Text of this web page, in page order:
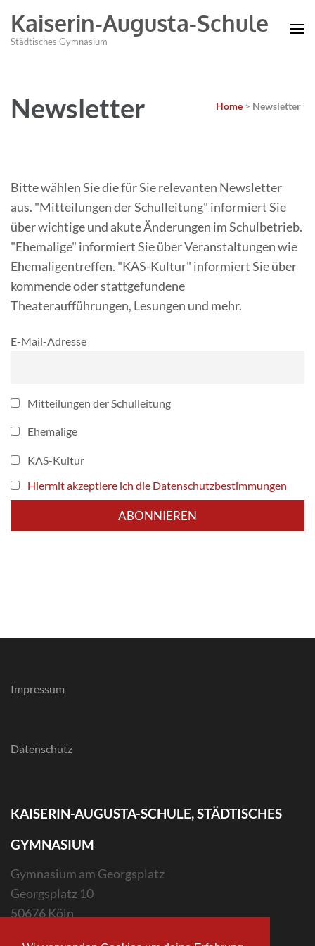
Kaiserin-Augusta-Schule
Städtisches Gymnasium
Newsletter Home > Newsletter
Bitte wählen Sie die für Sie relevanten Newsletter
aus. "Mitteilungen der Schulleitung" informiert Sie
über wichtige und akute Änderungen im Schulbetrieb.
"Ehemalige" informiert Sie über Veranstaltungen wie
Ehemaligentreffen. "KAS-Kultur" informiert Sie über
kommende oder stattgefundene
Theateraufführungen, Lesungen und mehr.
E-Mail-Adresse
Mitteilungen der Schulleitung
Ehemalige
KAS-Kultur
Hiermit akzeptiere ich die Datenschutzbestimmungen
Impressum
Datenschutz
KAISERIN-AUGUSTA-SCHULE, STÄDTISCHES
GYMNASIUM
Gymnasium am Georgsplatz
Georgsplatz 10
50676 Köln